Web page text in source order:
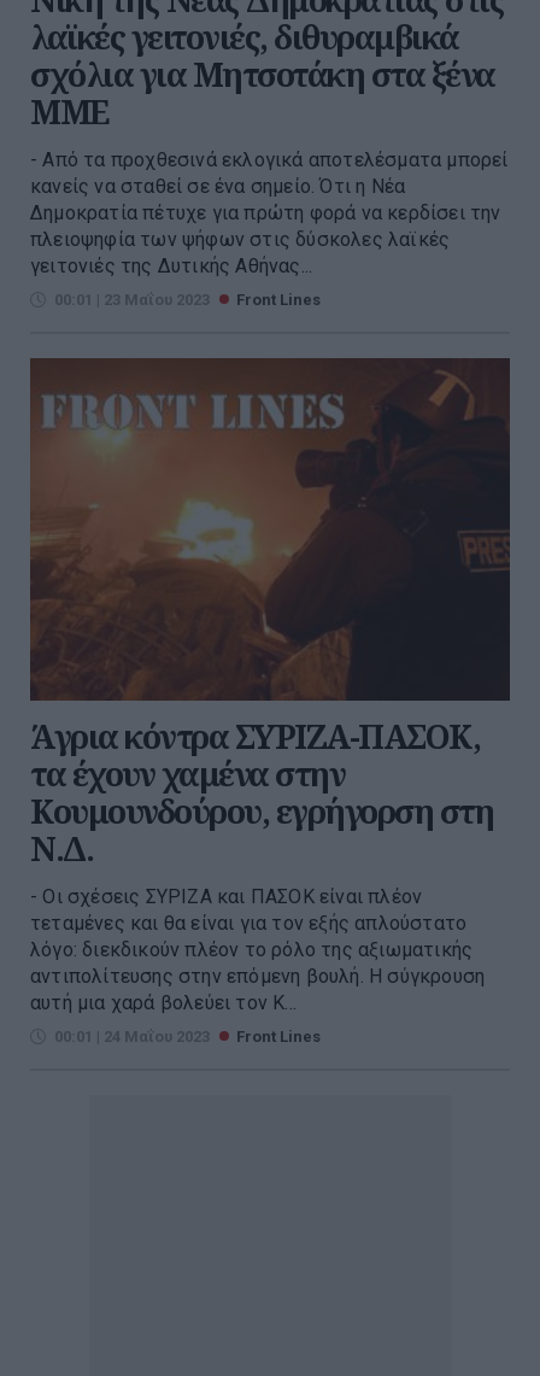
λαϊκές γειτονιές, διθυραμβικά
σχόλια για Μητσοτάκη στα ξένα
ΜΜΕ
- Από τα προχθεσινά εκλογικά αποτελέσματα μπορεί
κανείς να σταθεί σε ένα σημείο. Ότι η Νέα
Δημοκρατία πέτυχε για πρώτη φορά να κερδίσει την
πλειοψηφία των ψήφων στις δύσκολες λαϊκές
γειτονιές της Δυτικής Αθήνας...
00:01 | 23 Μαΐου 2023 Front Lines
Άγρια κόντρα ΣΥΡΙΖΑ-ΠΑΣΟΚ,
τα έχουν χαμένα στην
Κουμουνδούρου, εγρήγορση στη
Ν.Δ.
- Οι σχέσεις ΣΥΡΙΖΑ και ΠΑΣΟΚ είναι πλέον
τεταμένες και θα είναι για τον εξής απλούστατο
λόγο: διεκδικούν πλέον το ρόλο της αξιωματικής
αντιπολίτευσης στην επόμενη βουλή. Η σύγκρουση
αυτή μια χαρά βολεύει τον Κ...
00:01 | 24 Μαΐου 2023 Front Lines